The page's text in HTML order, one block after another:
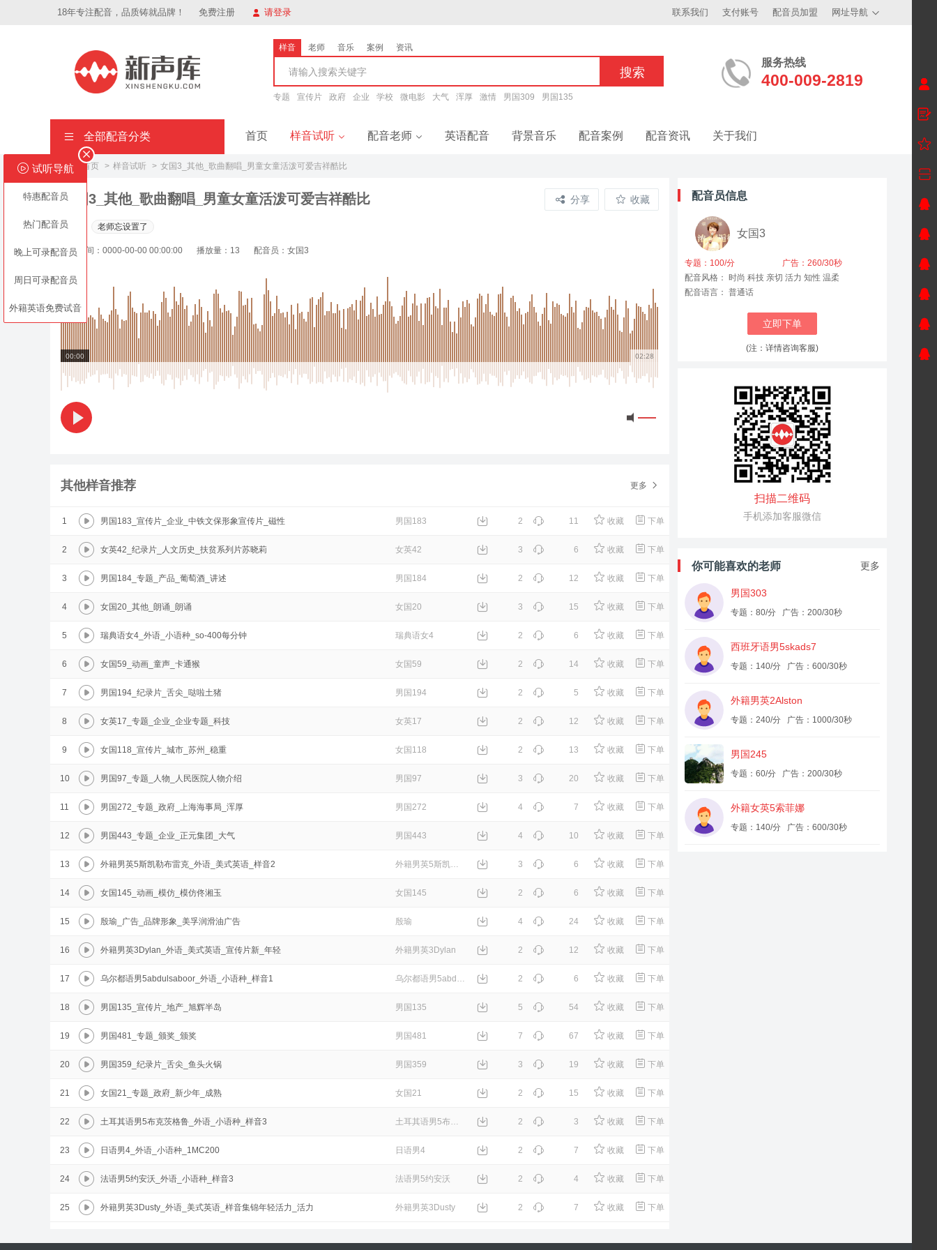
18年专注配音，品质铸就品牌！ 免费注册 请登录 联系我们 支付账号 配音员加盟 网址导航
样音 老师 音乐 案例 资讯
专题 宣传片 政府 企业 学校 微电影 大气 浑厚 激情 男国309 男国135
服务热线
400-009-2819
全部配音分类 首页 样音试听
专题配音
配音老师 英语配音 背景音乐 配音案例 配音资讯 关于我们
试听导航
特惠配音员
热门配音员
晚上可录配音员
周日可录配音员
外籍英语免费试音
网站首页 样音试听 女国3_其他_歌曲翻唱_男童女童活泼可爱吉祥酷比
女国3_其他_歌曲翻唱_男童女童活泼可爱吉祥酷比
标签： 老师忘设置了
上传时间：0000-00-00 00:00:00 播放量：13 配音员：女国3
02:28
00:00
分享 收藏
其他样音推荐 更多
1 男国183_宣传片_企业_中铁文保形象宣传片_磁性 男国183 2 11 收藏 下单
2 女英42_纪录片_人文历史_扶贫系列片苏晓莉 女英42 3 6 收藏 下单
3 男国184_专题_产品_葡萄酒_讲述 男国184 2 12 收藏 下单
4 女国20_其他_朗诵_朗诵 女国20 3 15 收藏 下单
5 瑞典语女4_外语_小语种_so-400每分钟 瑞典语女4 2 6 收藏 下单
6 女国59_动画_童声_卡通猴 女国59 2 14 收藏 下单
7 男国194_纪录片_舌尖_哒啦土猪 男国194 2 5 收藏 下单
8 女英17_专题_企业_企业专题_科技 女英17 2 12 收藏 下单
9 女国118_宣传片_城市_苏州_稳重 女国118 2 13 收藏 下单
10 男国97_专题_人物_人民医院人物介绍 男国97 3 20 收藏 下单
11 男国272_专题_政府_上海海事局_浑厚 男国272 4 7 收藏 下单
12 男国443_专题_企业_正元集团_大气 男国443 4 10 收藏 下单
13 外籍男英5斯凯勒布雷克_外语_美式英语_样音2 外籍男英5斯凯勒布雷克 3 6 收藏 下单
14 女国145_动画_模仿_模仿佟湘玉 女国145 2 6 收藏 下单
15 殷瑜_广告_品牌形象_美孚润滑油广告 殷瑜 4 24 收藏 下单
16 外籍男英3Dylan_外语_美式英语_宣传片新_年轻 外籍男英3Dylan 2 12 收藏 下单
17 乌尔都语男5abdulsaboor_外语_小语种_样音1 乌尔都语男5abdulsaboor 2 6 收藏 下单
18 男国135_宣传片_地产_旭辉半岛 男国135 5 54 收藏 下单
19 男国481_专题_颁奖_颁奖 男国481 7 67 收藏 下单
20 男国359_纪录片_舌尖_鱼头火锅 男国359 3 19 收藏 下单
21 女国21_专题_政府_新少年_成熟 女国21 2 15 收藏 下单
22 土耳其语男5布克茨格鲁_外语_小语种_样音3 土耳其语男5布克茨格鲁 2 3 收藏 下单
23 日语男4_外语_小语种_1MC200 日语男4 2 7 收藏 下单
24 法语男5约安沃_外语_小语种_样音3 法语男5约安沃 2 4 收藏 下单
25 外籍男英3Dusty_外语_美式英语_样音集锦年轻活力_活力 外籍男英3Dusty 2 7 收藏 下单
配音员信息
女国3
专题：100/分
广告：260/30秒
配音风格： 时尚 科技 亲切 活力 知性 温柔
配音语言： 普通话
立即下单
(注：详情咨询客服)
扫描二维码
手机添加客服微信
你可能喜欢的老师 更多
男国303
专题：80/分 广告：200/30秒
西班牙语男5skads7
专题：140/分 广告：600/30秒
外籍男英2Alston
专题：240/分 广告：1000/30秒
男国245
专题：60/分 广告：200/30秒
外籍女英5索菲娜
专题：140/分 广告：600/30秒